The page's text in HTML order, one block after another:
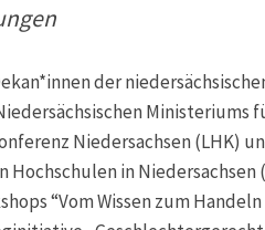
der
Ministeriums
Niedersachsen (LHK)
in Niedersachsen
“Vom Wissen zum